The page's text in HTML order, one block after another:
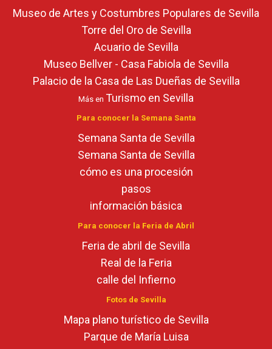
Museo de Artes y Costumbres Populares de Sevilla
Torre del Oro de Sevilla
Acuario de Sevilla
Museo Bellver - Casa Fabiola de Sevilla
Palacio de la Casa de Las Dueñas de Sevilla
Más en Turismo en Sevilla
Para conocer la Semana Santa
Semana Santa de Sevilla
Semana Santa de Sevilla
cómo es una procesión
pasos
información básica
Para conocer la Feria de Abril
Feria de abril de Sevilla
Real de la Feria
calle del Infierno
Fotos de Sevilla
Mapa plano turístico de Sevilla
Parque de María Luisa